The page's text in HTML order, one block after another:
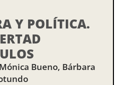
Y POLÍTICA.
Bueno, Bárbara